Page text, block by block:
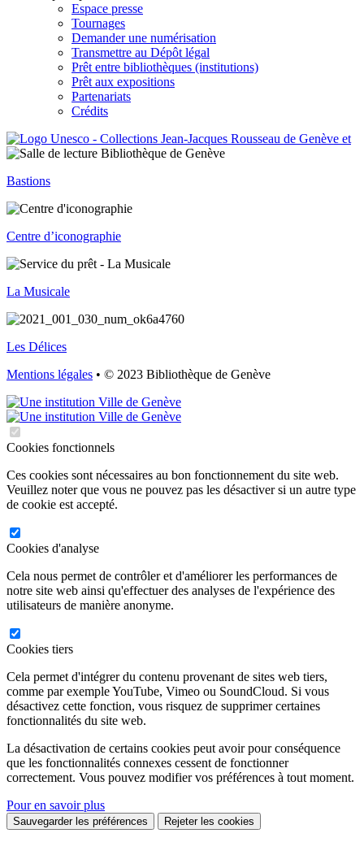
Espace presse
Tournages
Demander une numérisation
Transmettre au Dépôt légal
Prêt entre bibliothèques (institutions)
Prêt aux expositions
Partenariats
Crédits
Bastions
Centre d’iconographie
La Musicale
Les Délices
Mentions légales • © 2023 Bibliothèque de Genève
Cookies fonctionnels
Ces cookies sont nécessaires au bon fonctionnement du site web.
Veuillez noter que vous ne pouvez pas les désactiver si un autre type
de cookie est accepté.
Cookies d'analyse
Cela nous permet de contrôler et d'améliorer les performances de
notre site web ainsi qu'effectuer des analyses de l'expérience des
utilisateurs de manière anonyme.
Cookies tiers
Cela permet d'intégrer du contenu provenant de sites web tiers,
comme par exemple YouTube, Vimeo ou SoundCloud. Si vous
désactivez cette fonction, vous risquez de supprimer certaines
fonctionnalités du site web.
La désactivation de certains cookies peut avoir pour conséquence
que les fonctionnalités connexes cessent de fonctionner
correctement. Vous pouvez modifier vos préférences à tout moment.
Pour en savoir plus
Sauvegarder les préférences Rejeter les cookies